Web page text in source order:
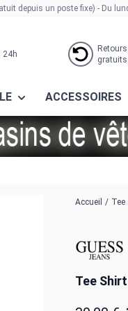
depuis un poste fixe) - Du
24h
Retours
gratuits
ACCESSOIRES
Accueil /
Tee